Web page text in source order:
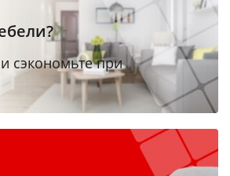
сэкономьте при